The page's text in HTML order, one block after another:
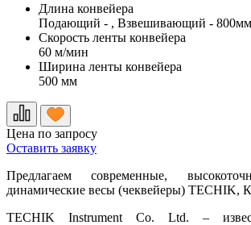
Длина конвейера
Подающий - , Взвешивающий -
Скорость ленты конвейера
60 м/мин
Ширина ленты конвейера
500 мм
Цена по запросу
Оставить заявку
Предлагаем современные,
динамические весы (чеквейеры) TECHIK,
TECHIK Instrument Co. Ltd. –